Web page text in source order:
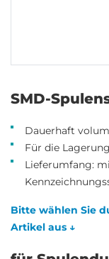
SMD-
Dauerhaft
Für die
Lieferumfang:
Bitte wählen Sie
Artikel aus ↓